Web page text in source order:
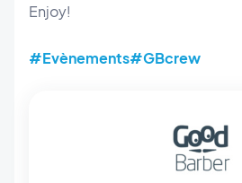
Enjoy!
#Evènements#GBcrew